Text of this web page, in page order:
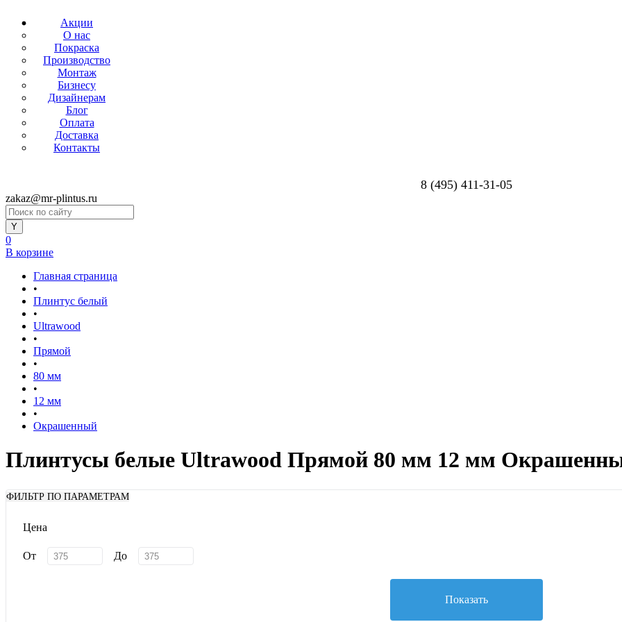
Акции
О нас
Покраска
Производство
Монтаж
Бизнесу
Дизайнерам
Блог
Оплата
Доставка
Контакты
8 (495) 411-31-05
zakaz@mr-plintus.ru
0
В корзине
Главная страница
•
Плинтус белый
•
Ultrawood
•
Прямой
•
80 мм
•
12 мм
•
Окрашенный
Плинтусы белые Ultrawood Прямой 80 мм 12 мм
ФИЛЬТР ПО ПАРАМЕТРАМ
Цена
От До
Показать